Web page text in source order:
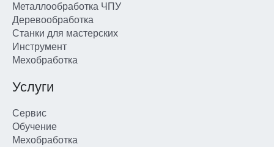
Металлообработка ЧПУ
Деревообработка
Станки для мастерских
Инструмент
Мехобработка
Услуги
Сервис
Обучение
Мехобработка